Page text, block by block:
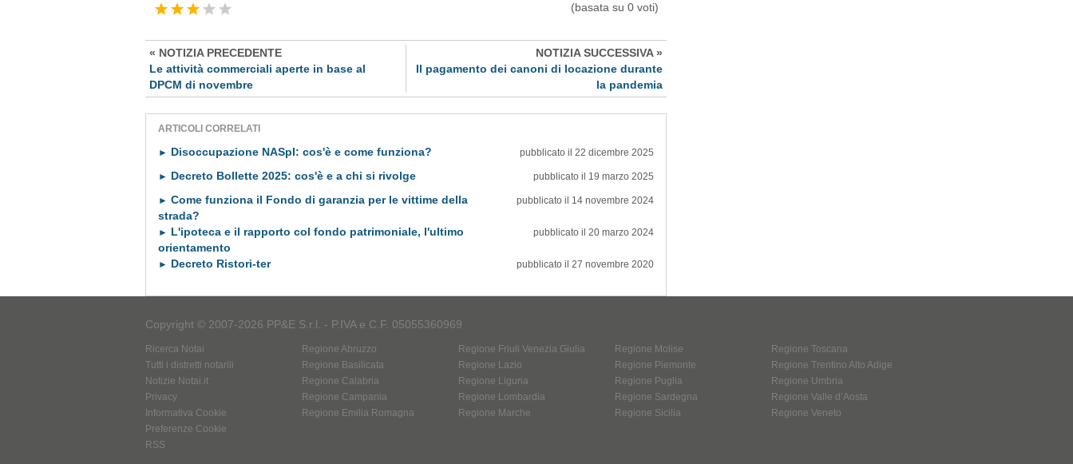
(basata su 0 voti)
« NOTIZIA PRECEDENTE
Le attività commerciali aperte in base al
DPCM di novembre
NOTIZIA SUCCESSIVA »
Il pagamento dei canoni di locazione durante
la pandemia
ARTICOLI CORRELATI
► Disoccupazione NASpI: cos'è e come funziona? pubblicato il 22 dicembre 2025
► Decreto Bollette 2025: cos'è e a chi si rivolge pubblicato il 19 marzo 2025
► Come funziona il Fondo di garanzia per le vittime della
strada?
pubblicato il 14 novembre 2024
► L'ipoteca e il rapporto col fondo patrimoniale, l'ultimo
orientamento
pubblicato il 20 marzo 2024
► Decreto Ristori-ter pubblicato il 27 novembre 2020
Copyright © 2007-2026 PP&E S.r.l. - P.IVA e C.F. 05055360969
Ricerca Notai
Tutti i distretti notarili
Notizie Notai.it
Privacy
Informativa Cookie
Preferenze Cookie
RSS
Regione Abruzzo
Regione Basilicata
Regione Calabria
Regione Campania
Regione Emilia Romagna
Regione Friuli Venezia Giulia
Regione Lazio
Regione Liguria
Regione Lombardia
Regione Marche
Regione Molise
Regione Piemonte
Regione Puglia
Regione Sardegna
Regione Sicilia
Regione Toscana
Regione Trentino Alto Adige
Regione Umbria
Regione Valle d’Aosta
Regione Veneto